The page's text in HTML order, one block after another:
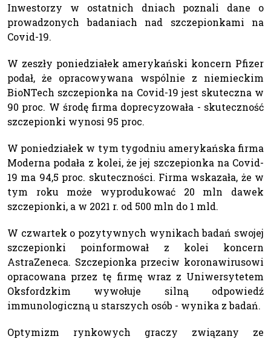
Inwestorzy w ostatnich dniach poznali dane o
prowadzonych badaniach nad szczepionkami na
Covid-19.
W zeszły poniedziałek amerykański koncern Pfizer
podał, że opracowywana wspólnie z niemieckim
BioNTech szczepionka na Covid-19 jest skuteczna w
90 proc. W środę firma doprecyzowała - skuteczność
szczepionki wynosi 95 proc.
W poniedziałek w tym tygodniu amerykańska firma
Moderna podała z kolei, że jej szczepionka na Covid-
19 ma 94,5 proc. skuteczności. Firma wskazała, że w
tym roku może wyprodukować 20 mln dawek
szczepionki, a w 2021 r. od 500 mln do 1 mld.
W czwartek o pozytywnych wynikach badań swojej
szczepionki poinformował z kolei koncern
AstraZeneca. Szczepionka przeciw koronawirusowi
opracowana przez tę firmę wraz z Uniwersytetem
Oksfordzkim wywołuje silną odpowiedź
immunologiczną u starszych osób - wynika z badań.
Optymizm rynkowych graczy związany ze